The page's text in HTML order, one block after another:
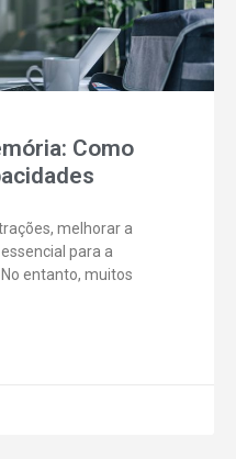
Como
melhorar a
para a
entanto, muitos